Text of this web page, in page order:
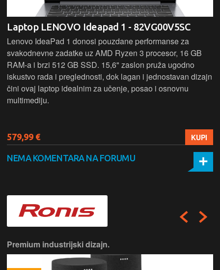
Laptop LENOVO Ideapad 1 - 82VG00V5SC
Lenovo IdeaPad 1 donosi pouzdane performanse za
svakodnevne zadatke uz AMD Ryzen 3 procesor, 16 GB
RAM-a i brzi 512 GB SSD. 15,6" zaslon pruža ugodno
iskustvo rada i preglednosti, dok lagan i jednostavan dizajn
čini ovaj laptop idealnim za učenje, posao i osnovnu
multimediju.
579,99 € KUPI
NEMA KOMENTARA NA FORUMU
Premium industrijski dizajn.